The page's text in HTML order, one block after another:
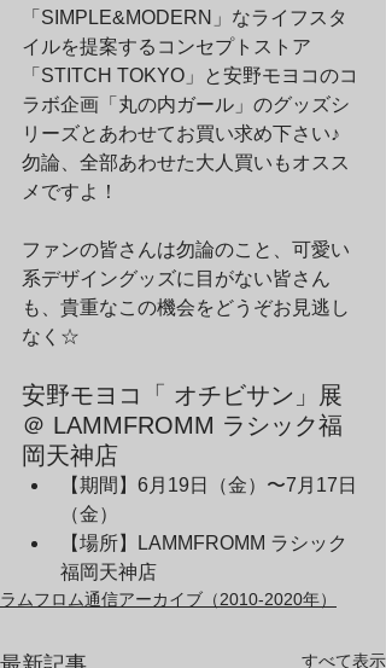
「SIMPLE&MODERN」なライフスタ
イルを提案するコンセプトストア
「STITCH TOKYO」と安野モヨコのコ
ラボ企画「丸の内ガール」のグッズシ
リーズとあわせてお買い求め下さい♪
勿論、全部あわせた大人買いもオスス
メですよ！
ファンの皆さんは勿論のこと、可愛い
系デザイングッズに目がない皆さん
も、貴重なこの機会をどうぞお見逃し
なく☆
安野モヨコ「 オチビサン」展
＠ LAMMFROMM ラシック福
岡天神店
【期間】6月19日（金）〜7月17日
（金）
【場所】LAMMFROMM ラシック
福岡天神店
ラムフロム通信アーカイブ（2010-2020年）
すべて表示